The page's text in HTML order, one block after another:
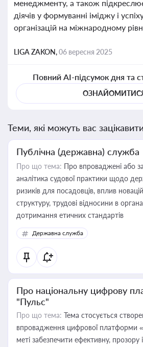
менеджменту, а також
діячів у формуванні іміджу і
організацій на міжнародному
LIGA ZAKON,06 вересня 2025
Повний AI-підсумок дня та
Теми, які можуть вас
Публічна (державна) служба
Про що тема: Про впроваджені або
аналітика судової практики щодо
ризиків для посадовців, вплив
структуру, трудові відносини в
дотримання етичних стандартів
Державна служба
Про національну цифрову
"Пульс"
Про що тема: Тема стосується
впровадження цифрової платформи
меті забезпечити ефективну, прозору